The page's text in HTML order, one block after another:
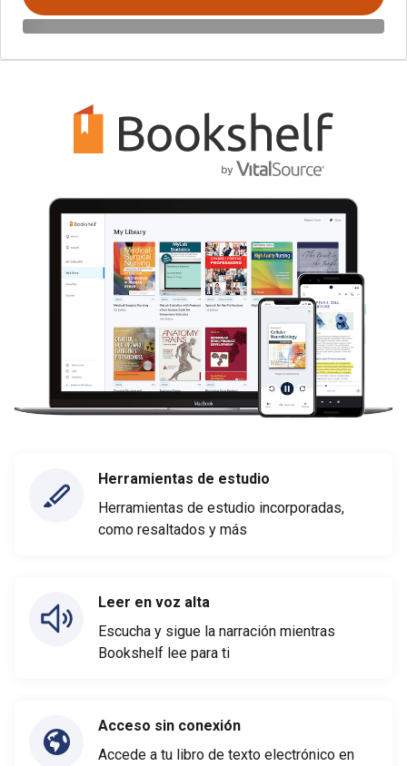
Herramientas de estudio
Herramientas de estudio incorporadas,
como resaltados y más
Leer en voz alta
Escucha y sigue la narración mientras
Bookshelf lee para ti
Acceso sin conexión
Accede a tu libro de texto electrónico en